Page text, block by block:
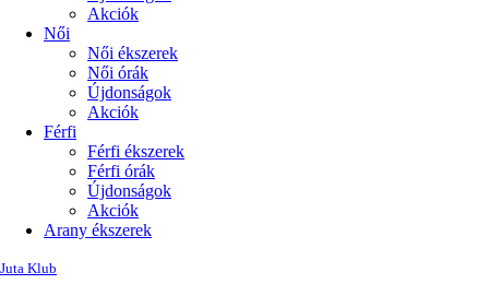
Akciók
Női
Női ékszerek
Női órák
Újdonságok
Akciók
Férfi
Férfi ékszerek
Férfi órák
Újdonságok
Akciók
Arany ékszerek
Juta Klub